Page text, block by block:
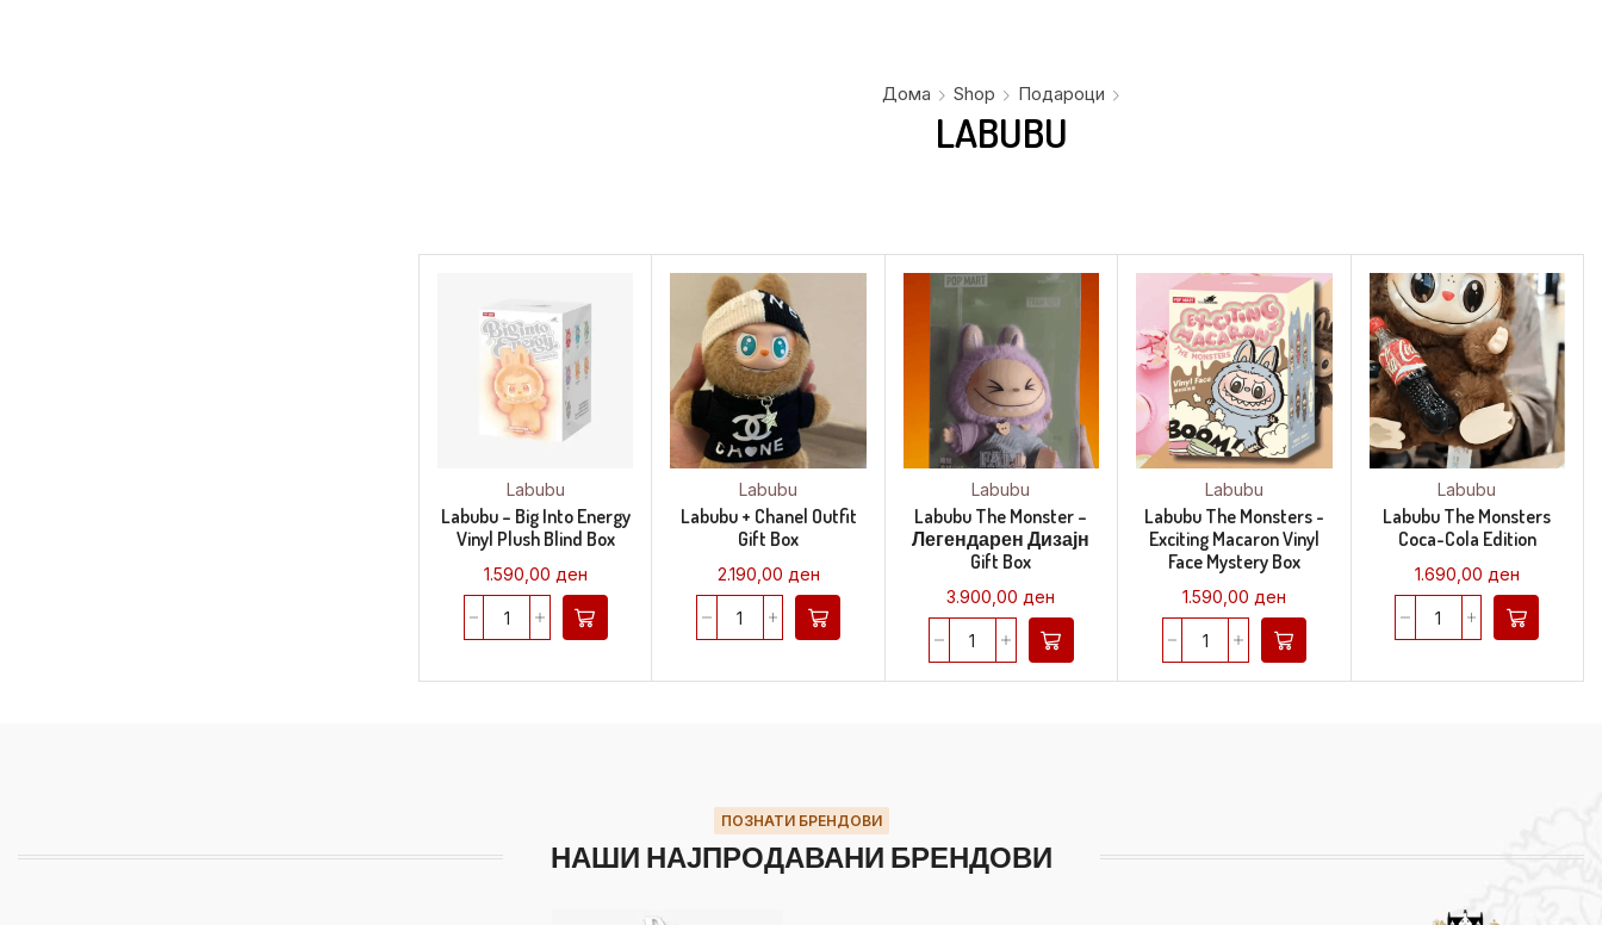
Дома Shop Подароци
LABUBU
Labubu
Labubu – Big Into Energy
Vinyl Plush Blind Box
1.590,00 ден
Labubu
Labubu + Chanel Outfit
Gift Box
2.190,00 ден
Labubu
Labubu The Monster –
Легендарен Дизајн
Gift Box
3.900,00 ден
Labubu
Labubu The Monsters -
Exciting Macaron Vinyl
Face Mystery Box
1.590,00 ден
Labubu
Labubu The Monsters
Coca-Cola Edition
1.690,00 ден
ПОЗНАТИ БРЕНДОВИ
НАШИ НАЈПРОДАВАНИ БРЕНДОВИ